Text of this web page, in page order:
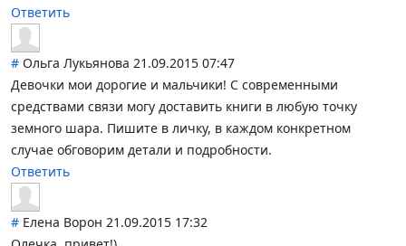
Ответить
# Ольга Лукьянова 21.09.2015 07:47
Девочки мои дорогие и мальчики! С современными
средствами связи могу доставить книги в любую точку
земного шара. Пишите в личку, в каждом конкретном
случае обговорим детали и подробности.
Ответить
# Елена Ворон 21.09.2015 17:32